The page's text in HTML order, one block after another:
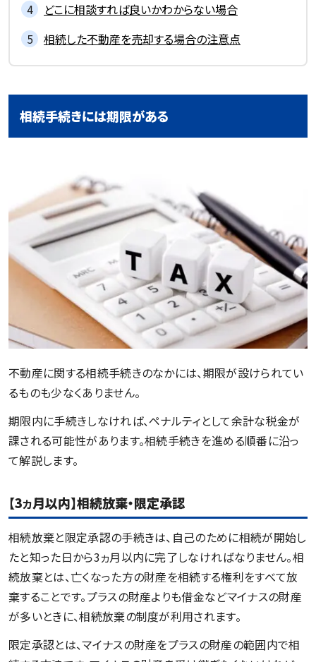
どこに相談すれば良いかわからない場合
相続した不動産を売却する場合の注意点
相続手続きには期限がある
不動産に関する相続手続きのなかには、期限が設けられてい
るものも少なくありません。
期限内に手続きしなければ、ペナルティとして余計な税金が
課される可能性があります。相続手続きを進める順番に沿っ
て解説します。
【3ヵ月以内】相続放棄・限定承認
相続放棄と限定承認の手続きは、自己のために相続が開始し
たと知った日から3ヵ月以内に完了しなければなりません。相
続放棄とは、亡くなった方の財産を相続する権利をすべて放
棄することです。プラスの財産よりも借金などマイナスの財産
が多いときに、相続放棄の制度が利用されます。
限定承認とは、マイナスの財産をプラスの財産の範囲内で相